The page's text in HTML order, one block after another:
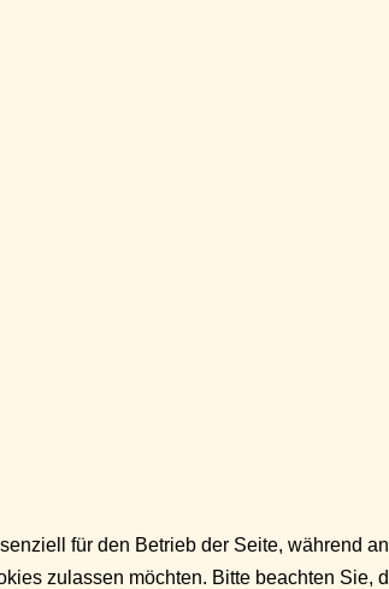
für den Betrieb der Seite, während
zulassen möchten. Bitte beachten